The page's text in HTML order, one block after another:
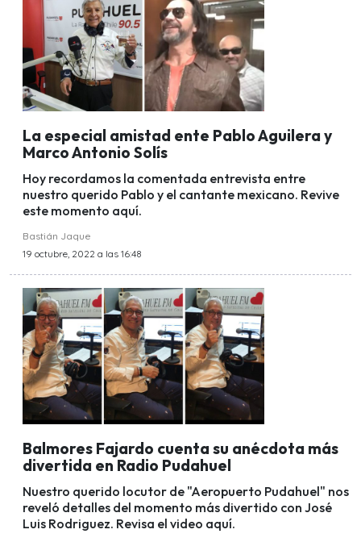
La especial amistad ente Pablo Aguilera y
Marco Antonio Solís
Hoy recordamos la comentada entrevista entre
nuestro querido Pablo y el cantante mexicano. Revive
este momento aquí.
Bastián Jaque
19 octubre, 2022 a las 16:48
Balmores Fajardo cuenta su anécdota más
divertida en Radio Pudahuel
Nuestro querido locutor de "Aeropuerto Pudahuel" nos
reveló detalles del momento más divertido con José
Luis Rodriguez. Revisa el video aquí.